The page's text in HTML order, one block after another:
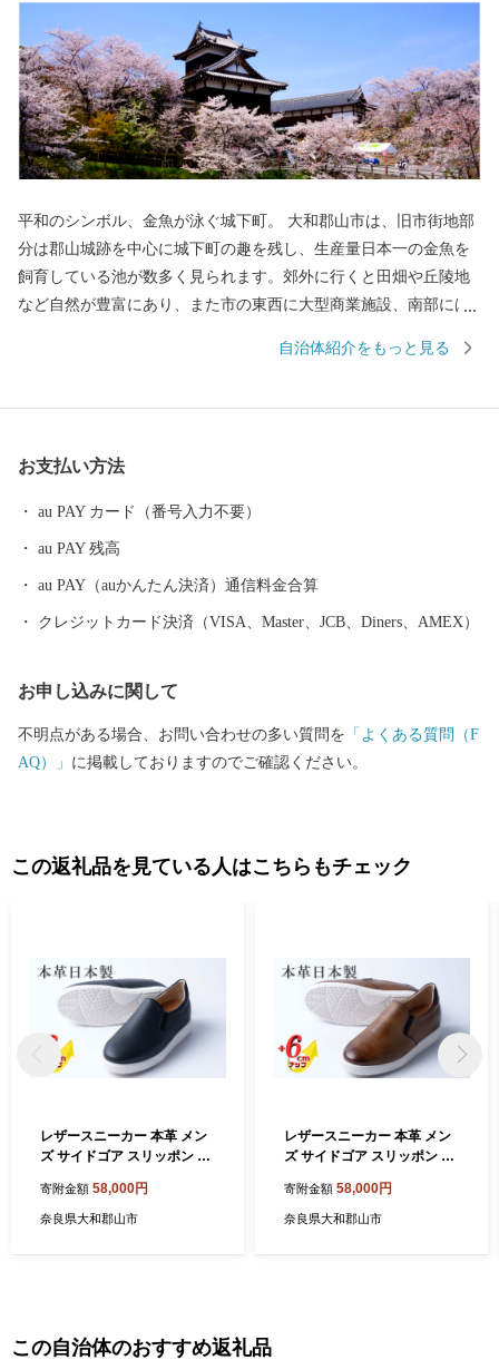
平和のシンボル、金魚が泳ぐ城下町。 大和郡山市は、旧市街地部
分は郡山城跡を中心に城下町の趣を残し、生産量日本一の金魚を
飼育している池が数多く見られます。郊外に行くと田畑や丘陵地
など自然が豊富にあり、また市の東西に大型商業施設、南部には
スの取れた住みよいまちです。 本市では、「あふれる夢と希望
るまちを目指します。「夢と誇りと自信」を持てるまちづくりへ
自治体紹介をもっと見る
お支払い方法
au PAY カード（番号入力不要）
au PAY 残高
au PAY（auかんたん決済）通信料金合算
クレジットカード決済（VISA、Master、JCB、Diners、AMEX）
お申し込みに関して
不明点がある場合、お問い合わせの多い質問を 「よくある質問（F
AQ）」 に掲載しておりますのでご確認ください。
この返礼品を見ている人はこちらもチェック
レザースニーカー 本革 メン
ズ サイドゴア スリッポン 牛
靴 日本製 ローカット メンズ
シューズ No.832 ブラック
寄附金額 58,000円
奈良県大和郡山市
レザースニーカー 本革 メン
ズ サイドゴア スリッポン 牛
靴 日本製 ローカット メンズ
シューズ No.832 チョコ
寄附金額 58,000円
奈良県大和郡山市
この自治体のおすすめ返礼品